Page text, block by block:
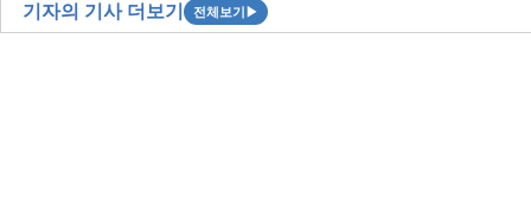
기자의 기사 더보기 전체보기 ▶